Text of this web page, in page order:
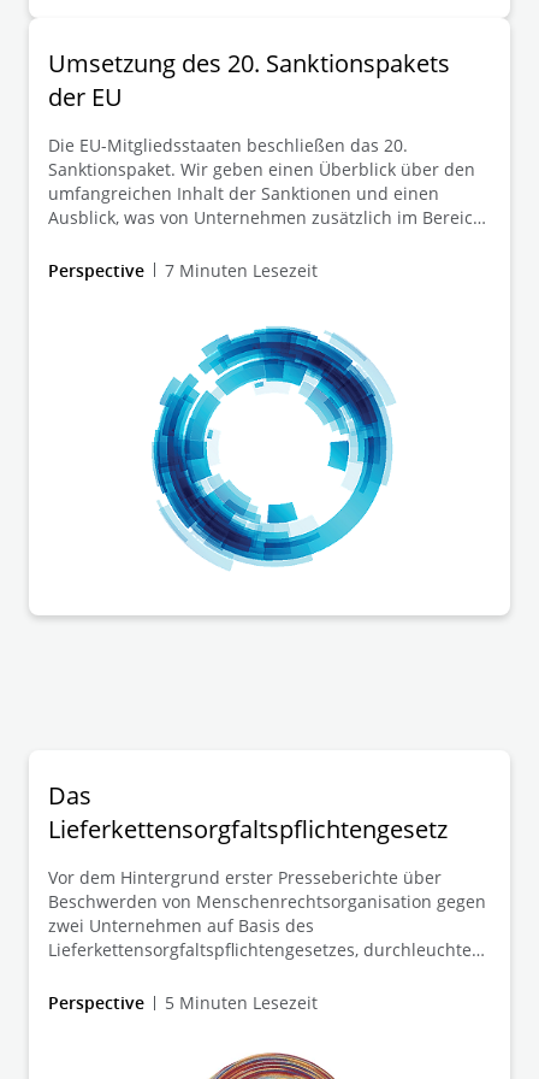
verantwortlich sind.
Umsetzung des 20. Sanktionspakets
der EU
Die EU-Mitgliedsstaaten beschließen das 20.
Sanktionspaket. Wir geben einen Überblick über den
umfangreichen Inhalt der Sanktionen und einen
Ausblick, was von Unternehmen zusätzlich im Bereich
Perspective
7 Minuten Lesezeit
Das
Lieferkettensorgfaltspflichtengesetz
Vor dem Hintergrund erster Presseberichte über
Beschwerden von Menschenrechtsorganisation gegen
zwei Unternehmen auf Basis des
Lieferkettensorgfaltspflichtengesetzes, durchleuchten
Risikos von Sanktionen und zivilrechtlichen Klagen.
Perspective 5 Minuten Lesezeit